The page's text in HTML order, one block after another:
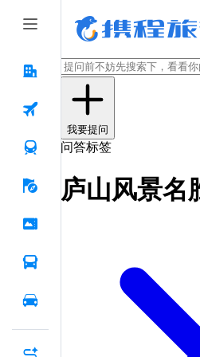
我要提问
问答标签
庐山风景名